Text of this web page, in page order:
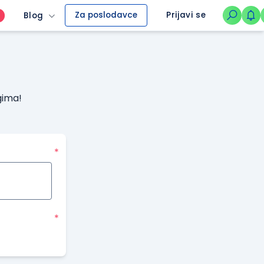
Blog Za poslodavce Prijavi se
*
*